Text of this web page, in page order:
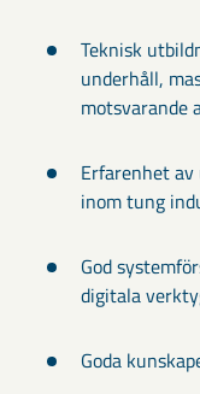
Teknisk
underhåll,
motsvarande
Erfarenhet
inom tung
God
digitala
Goda